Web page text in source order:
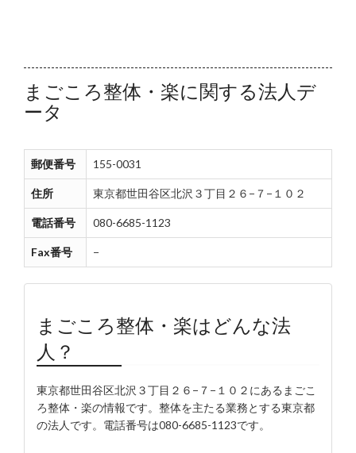
まごころ整体・楽に関する法人デ
ータ
郵便番号 155-0031
住所 東京都世田谷区北沢３丁目２６−７−１０２
電話番号 080-6685-1123
Fax番号 −
まごころ整体・楽はどんな法
人？
東京都世田谷区北沢３丁目２６−７−１０２にあるまごこ
ろ整体・楽の情報です。整体を主たる業務とする東京都
の法人です。電話番号は080-6685-1123です。